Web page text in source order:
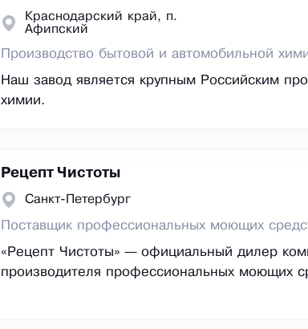
Краснодарский край, п.
Афипский
Производство бытовой и автомобильной
Наш завод является крупным Российским
химии.
Рецепт Чистоты
Санкт-Петербург
Поставщик профессиональных моющих
«Рецепт Чистоты» — официальный дилер
производителя профессиональных моющих